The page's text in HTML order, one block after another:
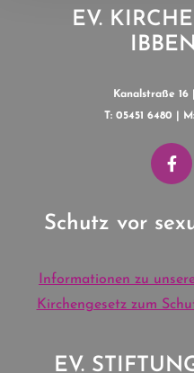
EV.
Kanalstraße 16
T: 05451 6480 | M:
Schutz vor
Informationen zu
Kirchengesetz zum
EV.